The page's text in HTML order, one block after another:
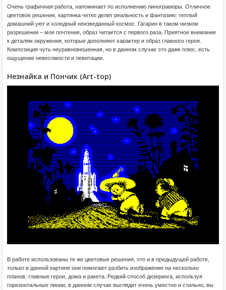
Очень графичная работа, напоминает по исполнению линогравюры. Отличное
цветовое решение, картинка четко делит реальность и фантазию: теплый
домашний уют и холодный неизведанный космос. Гагарин в таком низком
разрешении – мое почтение, образ читается с первого раза. Приятное внимание
к деталям окружения, которые дополняют характер и образ главного героя.
Композиция чуть неуравновешенная, но в данном случае это даже плюс, есть
ощущение невесомости и левитации.
Незнайка и Пончик (Art-top)
В работе использованы те же цветовые решения, что и в предыдущей работе,
только в данной картине они помогают разбить изображение на несколько
планов: главные герои, дома и ракета. Редкий способ дизеринга, используя
горизонтальные линии, в данном случае выглядит очень уместно и стильно, вы